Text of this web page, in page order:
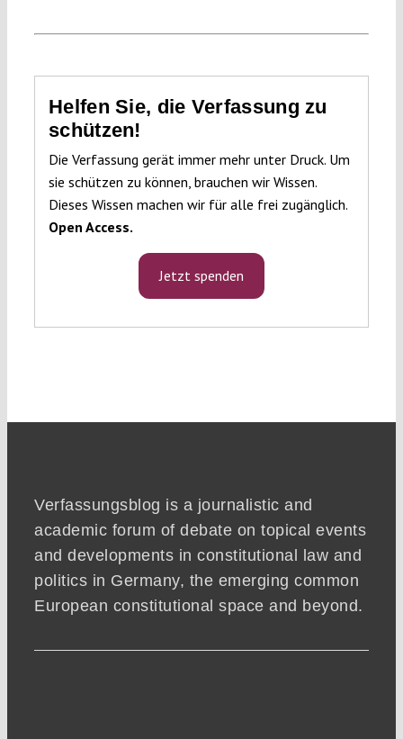
Helfen Sie, die Verfassung zu
schützen!
Die Verfassung gerät immer mehr unter Druck. Um
sie schützen zu können, brauchen wir Wissen.
Dieses Wissen machen wir für alle frei zugänglich.
Open Access.
Jetzt spenden
Verfassungsblog is a journalistic and
academic forum of debate on topical events
and developments in constitutional law and
politics in Germany, the emerging common
European constitutional space and beyond.